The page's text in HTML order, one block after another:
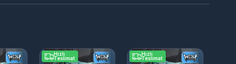
Hızlı
Teslimat
Hızlı
Teslimat